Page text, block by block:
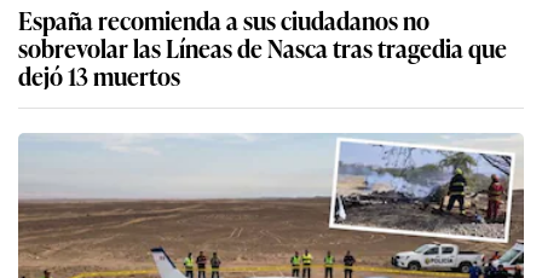
España recomienda a sus ciudadanos no
sobrevolar las Líneas de Nasca tras tragedia que
dejó 13 muertos